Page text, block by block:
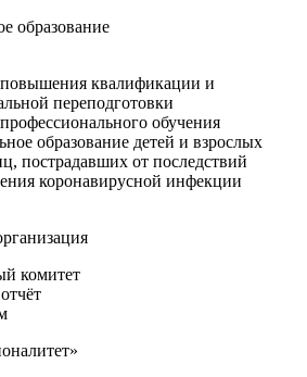
образование
квалификации и
переподготовки
обучения
образование детей и взрослых
пострадавших от последствий
коронавирусной инфекции
комитет